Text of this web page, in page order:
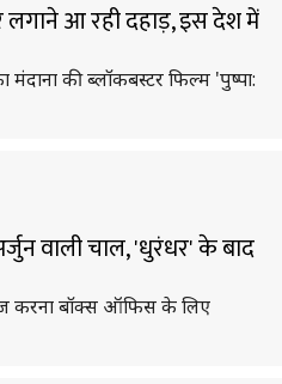
लगाने आ रही दहाड़, इस देश में
की ब्लॉकबस्टर फिल्म 'पुष्पा:
वाली चाल, 'धुरंधर' के बाद
करना बॉक्स ऑफिस के लिए